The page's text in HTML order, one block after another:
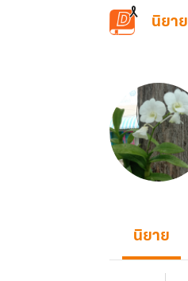
ข้ามไปยังเนื้อหาหลัก
นิยาย
นิยาย